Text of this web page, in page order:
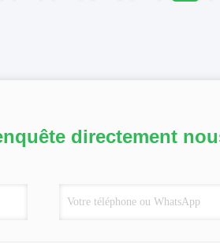
directement